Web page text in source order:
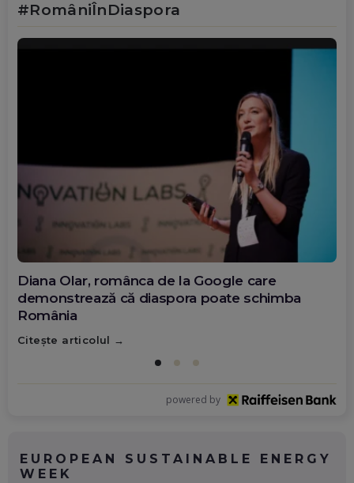
#RomâniÎnDiaspora
Diana Olar, românca de la Google care
demonstrează că diaspora poate schimba
România
Citește articolul
powered by
EUROPEAN SUSTAINABLE ENERGY
WEEK